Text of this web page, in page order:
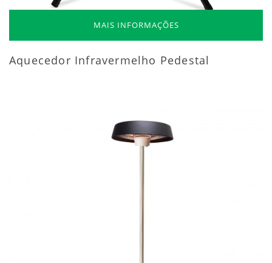
MAIS INFORMAÇÕES
Aquecedor Infravermelho Pedestal